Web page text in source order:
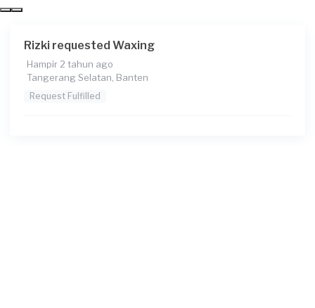
Rania Hawelly requested Waxing
Tangerang Selatan, Banten
Rizki requested Waxing
Hampir 2 tahun ago
Tangerang Selatan, Banten
Request Fulfilled